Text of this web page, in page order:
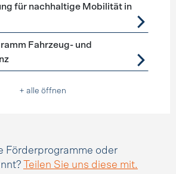
für nachhaltige Mobilität in
Fahrzeug- und
+ alle öffnen
Förderprogramme oder
Teilen Sie uns diese mit.